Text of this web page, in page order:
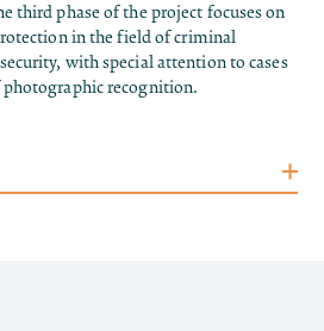
third phase of the project focuses on
in the field of criminal
with special attention to cases
recognition.